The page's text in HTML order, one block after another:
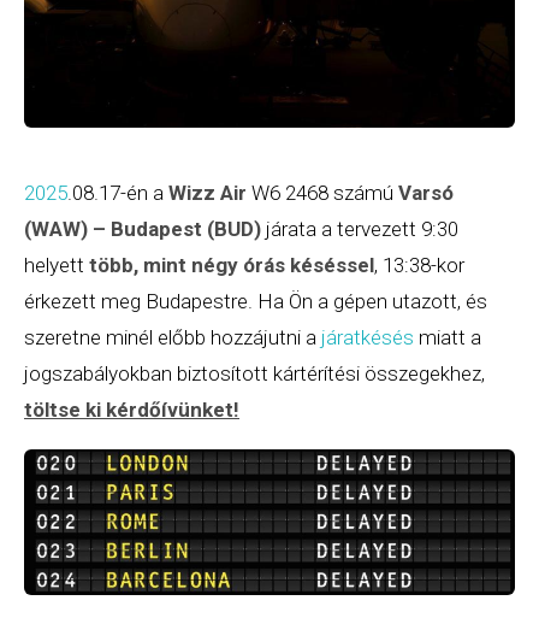
2025 .08.17-én a Wizz Air W6 2468 számú Varsó
(WAW) – Budapest (BUD) járata a tervezett 9:30
helyett több, mint négy órás késéssel, 13:38-kor
érkezett meg Budapestre. Ha Ön a gépen utazott, és
szeretne minél előbb hozzájutni a járatkésés miatt a
jogszabályokban biztosított kártérítési összegekhez,
töltse ki kérdőívünket!